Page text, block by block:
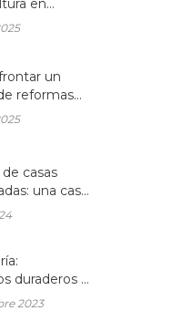
terrazas
un
reformas
una
casas
una casa
sin esperas
duraderos y
sus
2023